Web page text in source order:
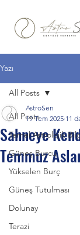
Yazı
All Posts
Temel Astrolojik
Güneş Burcu
Yükselen Burç
Güneş Tutulması
Dolunay
Terazi
All Posts
Sahneye
Temmuz
AstroSen
19 Tem 2025 11